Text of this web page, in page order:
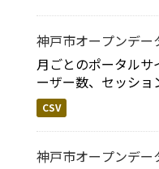
神戸市オープンデ
月ごとのポータル
ーザー数、セッショ
CSV
神戸市オープンデ